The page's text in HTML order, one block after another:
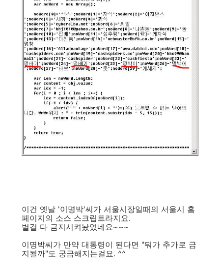
이건 옛날 '이명박'씨가 서울시장일때의 서울시 홈
페이지의 소스 스크립트라지요.
별걸 다 금지시켜놨었네요~~~
이명박씨가 만약 대통령이 된다면 "뭐가 추가로 금
지될까"도 궁금해지는걸요. ^^